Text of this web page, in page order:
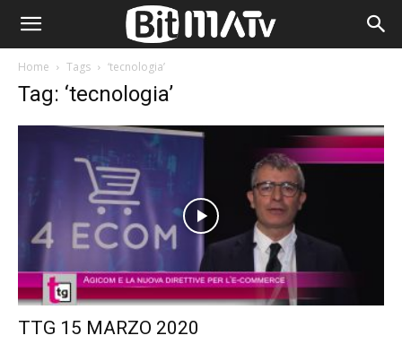
Home Tags ‘tecnologia’
Tag: ‘tecnologia’
TTG 15 MARZO 2020